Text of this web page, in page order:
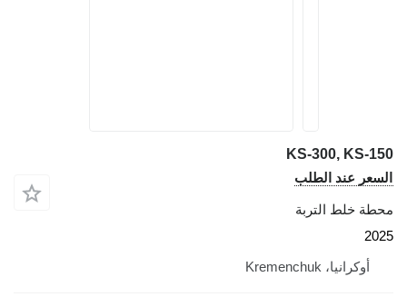
KS-300, KS-150
السعر عند الطلب
محطة خلط التربة
2025
أوكرانيا، Kremenchuk